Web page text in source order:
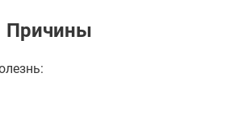
Причины